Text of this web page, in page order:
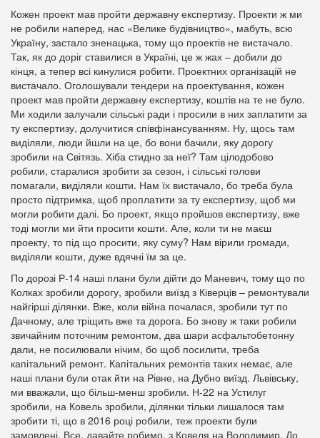
Кожен проект мав пройти державну експертизу. Проекти ж ми
не робили наперед, нас «Велике будівництво», мабуть, всю
Україну, застало зненацька, тому що проектів не вистачало.
Так, як до доріг ставилися в Україні, це ж жах – добили до
кінця, а тепер всі кинулися робити. Проектних організацій не
вистачало. Оголошували тендери на проектування, кожен
проект мав пройти державну експертизу, коштів на те не було.
Ми ходили залучали сільські ради і просили в них заплатити за
ту експертизу, долучитися співфінансуванням. Ну, щось там
виділяли, люди йшли на це, бо вони бачили, яку дорогу
зробили на Світязь. Хіба стидно за неї? Там цілодобово
робили, старалися зробити за сезон, і сільські голови
помагали, виділяли кошти. Нам їх вистачало, бо треба була
просто підтримка, щоб проплатити за ту експертизу, щоб ми
могли робити далі. Бо проект, якщо пройшов експертизу, вже
тоді могли ми йти просити кошти. Але, коли ти не маєш
проекту, то під що просити, яку суму? Нам вірили громади,
виділяли кошти, дуже вдячні їм за це.
По дорозі Р-14 наші плани були дійти до Маневич, тому що по
Колках зробили дорогу, зробили виїзд з Ківерців – ремонтували
найгірші ділянки. Вже, коли війна почалася, зробили тут по
Дачному, але тріщить вже та дорога. Бо знову ж таки робили
звичайним поточним ремонтом, два шари асфальтобетонну
дали, не посилювали нічим, бо щоб посилити, треба
капітальний ремонт. Капітальних ремонтів таких немає, але
наші плани були отак йти на Рівне, на Дубно виїзд. Львівську,
ми вважали, що більш-менш зробили. Н-22 на Устилуг
зробили, на Ковель зробили, ділянки тільки лишалося там
зробити ті, що в 2016 році робили, теж проекти були
замовлені. Все, давайте робимо, з Ковеля на Володимир. До